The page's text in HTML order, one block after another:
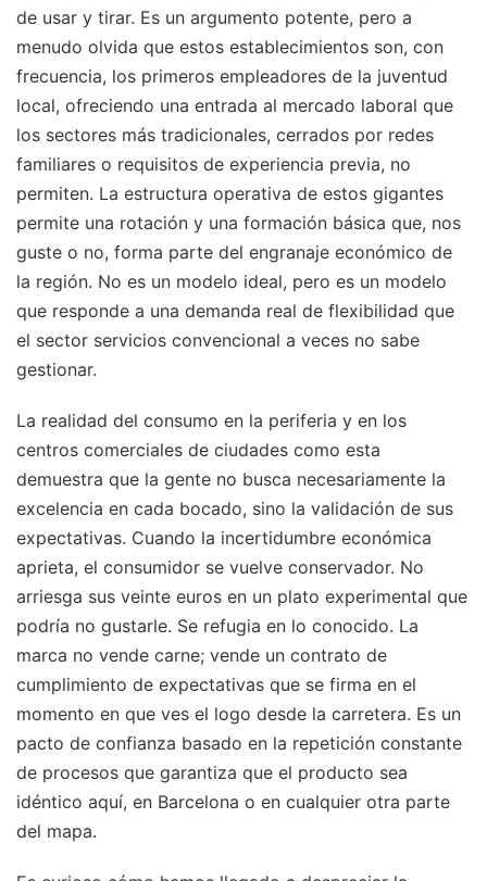
de usar y tirar. Es un argumento potente, pero a
menudo olvida que estos establecimientos son, con
frecuencia, los primeros empleadores de la juventud
local, ofreciendo una entrada al mercado laboral que
los sectores más tradicionales, cerrados por redes
familiares o requisitos de experiencia previa, no
permiten. La estructura operativa de estos gigantes
permite una rotación y una formación básica que, nos
guste o no, forma parte del engranaje económico de
la región. No es un modelo ideal, pero es un modelo
que responde a una demanda real de flexibilidad que
el sector servicios convencional a veces no sabe
gestionar.
La realidad del consumo en la periferia y en los
centros comerciales de ciudades como esta
demuestra que la gente no busca necesariamente la
excelencia en cada bocado, sino la validación de sus
expectativas. Cuando la incertidumbre económica
aprieta, el consumidor se vuelve conservador. No
arriesga sus veinte euros en un plato experimental que
podría no gustarle. Se refugia en lo conocido. La
marca no vende carne; vende un contrato de
cumplimiento de expectativas que se firma en el
momento en que ves el logo desde la carretera. Es un
pacto de confianza basado en la repetición constante
de procesos que garantiza que el producto sea
idéntico aquí, en Barcelona o en cualquier otra parte
del mapa.